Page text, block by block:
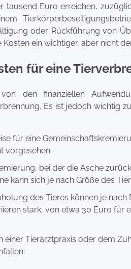
tausend Euro erreichen,
oder Rückführung von
ein wichtiger, aber nicht
für eine
den finanziellen
Es ist jedoch wichtig
für eine
vorgesehen.
bei der die Asche
kann sich je nach Größe des
des Tieres können je
stark, von etwa 30 Euro
einer Tierarztpraxis oder dem